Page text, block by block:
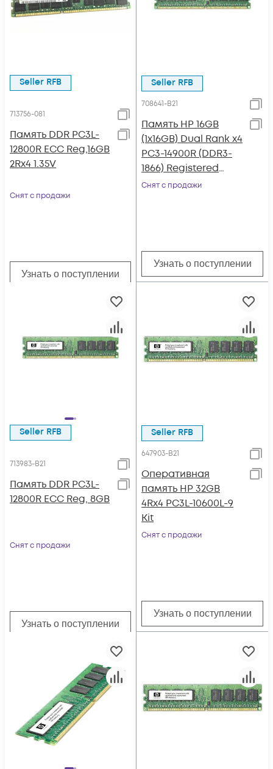
Seller RFB
713756-081
Память DDR PC3L-
12800R ECC Reg,16GB
2Rx4 1.35V
Снят с продажи
Узнать о поступлении
Seller RFB
708641-B21
Память HP 16GB
(1x16GB) Dual Rank x4
PC3-14900R (DDR3-
1866) Registered
CAS-13 Memory Kit
Снят с продажи
Узнать о поступлении
Seller RFB
713983-B21
Память DDR PC3L-
12800R ECC Reg, 8GB
Снят с продажи
Узнать о поступлении
Seller RFB
647903-B21
Оперативная
память HP 32GB
4Rx4 PC3L-10600L-9
Kit
Снят с продажи
Узнать о поступлении